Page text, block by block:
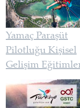
Yamaç Paraşüt
Pilotluğu Kişisel
Gelişim